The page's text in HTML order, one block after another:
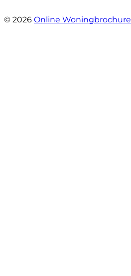
© 2026 Online Woningbrochure